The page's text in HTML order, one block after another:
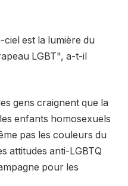
est la lumière du
LGBT", a-t-il
gens craignent que la
enfants homosexuels
pas les couleurs du
attitudes anti-LGBTQ
pour les